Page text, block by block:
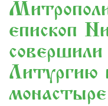
епископ
Литургию
монастыре